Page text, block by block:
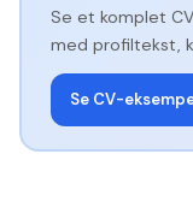
Se et komplet
med profiltekst,
Se CV-